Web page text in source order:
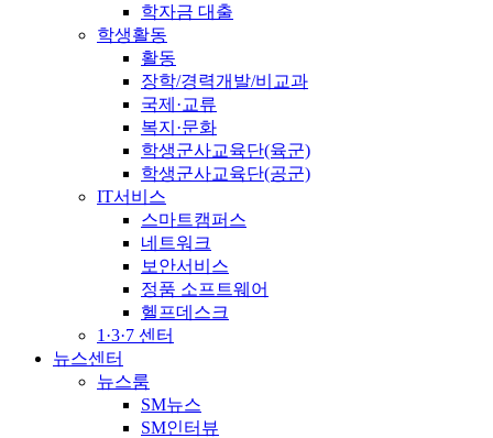
학자금 대출
학생활동
활동
장학/경력개발/비교과
국제·교류
복지·문화
학생군사교육단(육군)
학생군사교육단(공군)
IT서비스
스마트캠퍼스
네트워크
보안서비스
정품 소프트웨어
헬프데스크
1·3·7 센터
뉴스센터
뉴스룸
SM뉴스
SM인터뷰